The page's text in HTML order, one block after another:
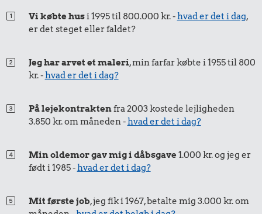
Vi købte husi 1995 til 800.000 kr. -hvad er det i dag,
er det steget eller faldet?
Jeg har arvet et maleri, min farfar købte i 1955 til 800
kr. -hvad er det i dag?
På lejekontraktenfra 2003 kostede lejligheden
3.850 kr. om måneden -hvad er det i dag?
Min oldemor gav mig i dåbsgave1.000 kr. og jeg er
født i 1985 -hvad er det i dag?
Mit første job, jeg fik i 1967, betalte mig 3.000 kr. om